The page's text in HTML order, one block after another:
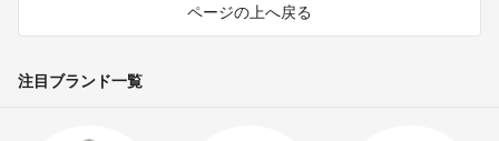
ページの上へ戻る
注目ブランド一覧